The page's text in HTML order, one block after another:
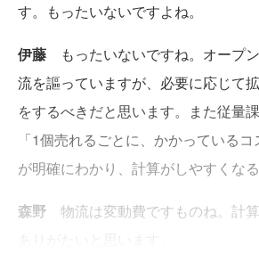
す。もったいないですよね。
伊藤 もったいないですね。オープ
流を謳っていますが、必要に応じて
をするべきだと思います。また従量課
「1個売れるごとに、かかっているコ
が明確にわかり、計算がしやすくな
森野 物流は変動費ですものね。計